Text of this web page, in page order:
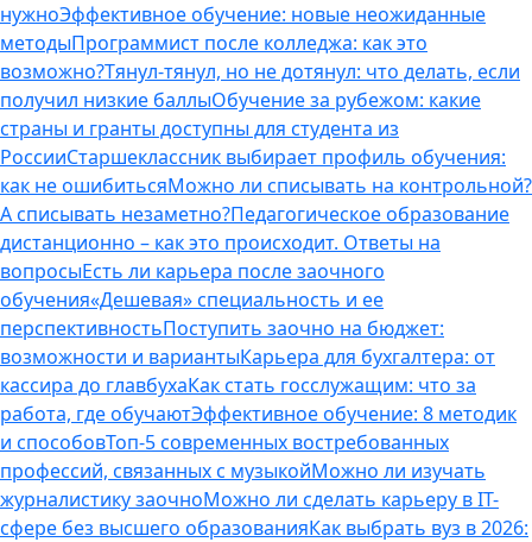
нужноЭффективное обучение: новые неожиданные
методыПрограммист после колледжа: как это
возможно?Тянул-тянул, но не дотянул: что делать, если
получил низкие баллыОбучение за рубежом: какие
страны и гранты доступны для студента из
РоссииСтаршеклассник выбирает профиль обучения:
как не ошибитьсяМожно ли списывать на контрольной?
А списывать незаметно?Педагогическое образование
дистанционно – как это происходит. Ответы на
вопросыЕсть ли карьера после заочного
обучения«Дешевая» специальность и ее
перспективностьПоступить заочно на бюджет:
возможности и вариантыКарьера для бухгалтера: от
кассира до главбухаКак стать госслужащим: что за
работа, где обучаютЭффективное обучение: 8 методик
и способовТоп-5 современных востребованных
профессий, связанных с музыкойМожно ли изучать
журналистику заочноМожно ли сделать карьеру в IT-
сфере без высшего образованияКак выбрать вуз в 2026: